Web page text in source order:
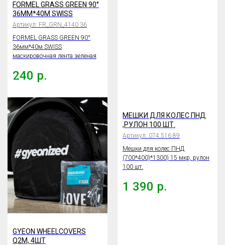
FORMEL GRASS GREEN 90°
36ММ*40М SWISS
Артикул: FR_GRN_4140 36
FORMEL GRASS GREEN 90°
36мм*40м SWISS
маскировочная лента зеленая
240 р.
GYEON WHEELCOVERS
Q2M, 4ШТ
МЕШКИ ДЛЯ КОЛЕС ПНД
,РУЛОН 100 ШТ.
Артикул: 074.516.89
Мешки для колес ПНД
(700*400)*1300) 15 мкр, рулон
100 шт.
1 390 р.